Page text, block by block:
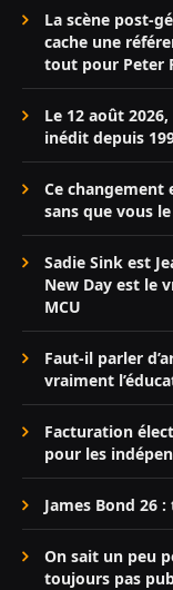
La scène post-
cache une
tout pour Peter
Le 12 août
inédit depuis
Ce changement
sans que vous
Sadie Sink est
New Day est le
MCU
Faut-il parler
vraiment
Facturation
pour les
James Bond 26
On sait un peu
toujours pas